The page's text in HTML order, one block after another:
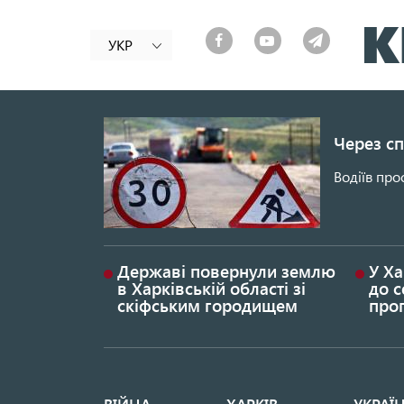
УКР
Через
Водіїв
Державі повернули землю
в Харківській області зі
скіфським городищем
У
до